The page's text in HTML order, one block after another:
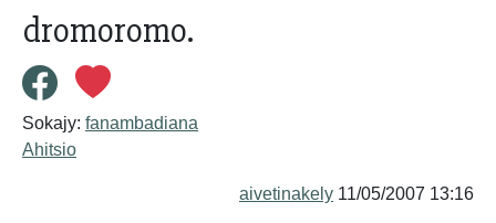
dromoromo.
Sokajy: fanambadiana
Ahitsio
aivetinakely 11/05/2007 13:16